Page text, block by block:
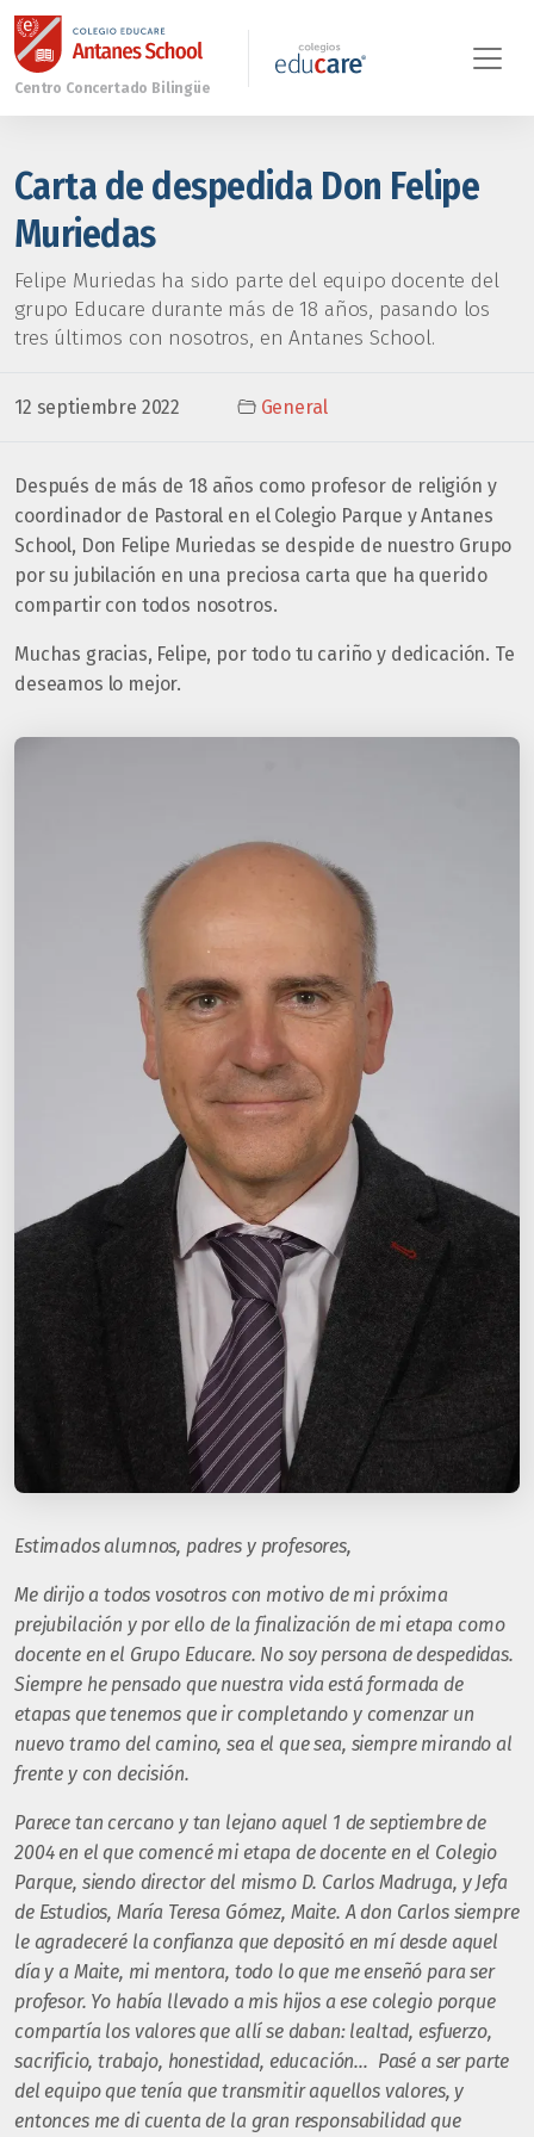
Carta de despedida Don Felipe
Muriedas
Felipe Muriedas ha sido parte del equipo docente del
grupo Educare durante más de 18 años, pasando los
tres últimos con nosotros, en Antanes School.
12 septiembre 2022 General
Después de más de 18 años como profesor de religión y
coordinador de Pastoral en el Colegio Parque y Antanes
School, Don Felipe Muriedas se despide de nuestro Grupo
por su jubilación en una preciosa carta que ha querido
compartir con todos nosotros.
Muchas gracias, Felipe, por todo tu cariño y dedicación. Te
deseamos lo mejor.
Estimados alumnos, padres y profesores,
Me dirijo a todos vosotros con motivo de mi próxima
prejubilación y por ello de la finalización de mi etapa como
docente en el Grupo Educare. No soy persona de despedidas.
Siempre he pensado que nuestra vida está formada de
etapas que tenemos que ir completando y comenzar un
nuevo tramo del camino, sea el que sea, siempre mirando al
frente y con decisión.
Parece tan cercano y tan lejano aquel 1 de septiembre de
2004 en el que comencé mi etapa de docente en el Colegio
Parque, siendo director del mismo D. Carlos Madruga, y Jefa
de Estudios, María Teresa Gómez, Maite. A don Carlos siempre
le agradeceré la confianza que depositó en mí desde aquel
día y a Maite, mi mentora, todo lo que me enseñó para ser
profesor. Yo había llevado a mis hijos a ese colegio porque
compartía los valores que allí se daban: lealtad, esfuerzo,
sacrificio, trabajo, honestidad, educación… Pasé a ser parte
del equipo que tenía que transmitir aquellos valores, y
entonces me di cuenta de la gran responsabilidad que